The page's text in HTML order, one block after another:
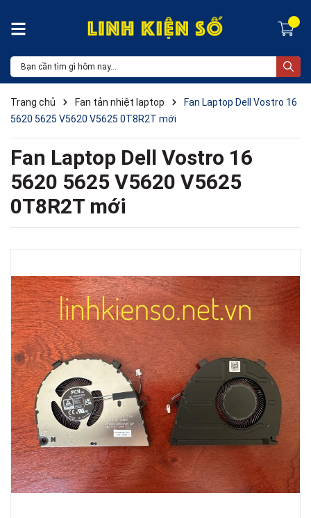
Trang chủ Fan tản nhiệt laptop
Fan Laptop Dell Vostro 16
5620 5625 V5620 V5625 0T8R2T mới
Fan Laptop Dell Vostro 16
5620 5625 V5620 V5625
0T8R2T mới